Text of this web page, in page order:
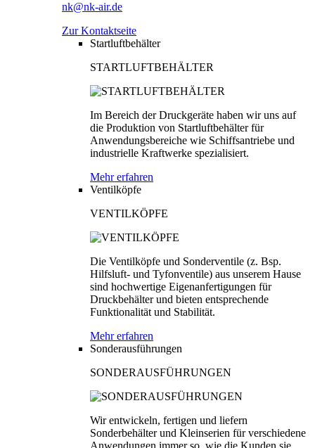
nk@nk-air.de
Zur Kontaktseite
Startluftbehälter
STARTLUFTBEHÄLTER
Im Bereich der Druckgeräte haben wir uns auf
die Produktion von Startluftbehälter für
Anwendungsbereiche wie Schiffsantriebe und
industrielle Kraftwerke spezialisiert.
Mehr erfahren
Ventilköpfe
VENTILKÖPFE
Die Ventilköpfe und Sonderventile (z. Bsp.
Hilfsluft- und Tyfonventile) aus unserem Hause
sind hochwertige Eigenanfertigungen für
Druckbehälter und bieten entsprechende
Funktionalität und Stabilität.
Mehr erfahren
Sonderausführungen
SONDERAUSFÜHRUNGEN
Wir entwickeln, fertigen und liefern
Sonderbehälter und Kleinserien für verschiedene
Anwendungen immer so, wie die Kunden sie